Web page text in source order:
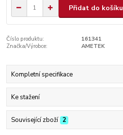
Přidat do košíku
Číslo produktu:
161341
Značka/Výrobce:
AMETEK
Kompletní specifikace
Ke stažení
Související zboží 2